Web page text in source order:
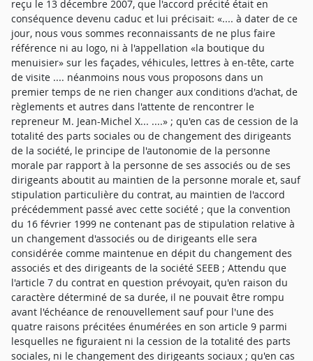
reçu le 13 décembre 2007, que l'accord précité était en
conséquence devenu caduc et lui précisait: «.... à dater de ce
jour, nous vous sommes reconnaissants de ne plus faire
référence ni au logo, ni à l'appellation «la boutique du
menuisier» sur les façades, véhicules, lettres à en-tête, carte
de visite .... néanmoins nous vous proposons dans un
premier temps de ne rien changer aux conditions d'achat, de
règlements et autres dans l'attente de rencontrer le
repreneur M. Jean-Michel X... ....» ; qu'en cas de cession de la
totalité des parts sociales ou de changement des dirigeants
de la société, le principe de l'autonomie de la personne
morale par rapport à la personne de ses associés ou de ses
dirigeants aboutit au maintien de la personne morale et, sauf
stipulation particulière du contrat, au maintien de l'accord
précédemment passé avec cette société ; que la convention
du 16 février 1999 ne contenant pas de stipulation relative à
un changement d'associés ou de dirigeants elle sera
considérée comme maintenue en dépit du changement des
associés et des dirigeants de la société SEEB ; Attendu que
l'article 7 du contrat en question prévoyait, qu'en raison du
caractère déterminé de sa durée, il ne pouvait être rompu
avant l'échéance de renouvellement sauf pour l'une des
quatre raisons précitées énumérées en son article 9 parmi
lesquelles ne figuraient ni la cession de la totalité des parts
sociales, ni le changement des dirigeants sociaux ; qu'en cas